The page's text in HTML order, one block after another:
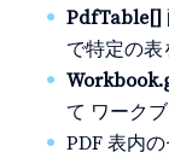
PdfTable[]
で特定の表
て ワーク
PDF 表内